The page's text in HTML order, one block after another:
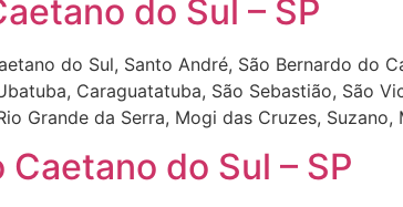
do Sul – SP
do Sul, Santo André, São Bernardo do
Caraguatatuba, São Sebastião, São
Grande da Serra, Mogi das Cruzes,
do Sul – SP